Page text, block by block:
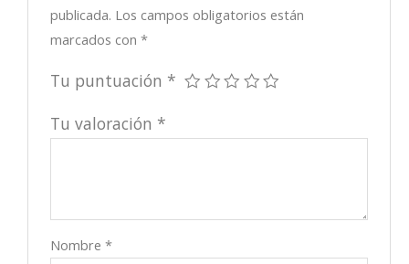
publicada. Los campos obligatorios están
marcados con*
Tu puntuación *
Tu valoración *
Nombre*